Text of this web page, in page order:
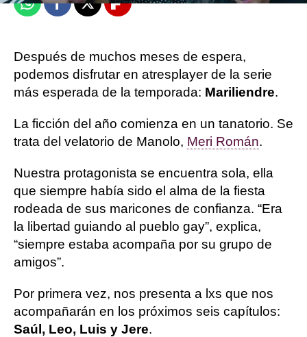
WhatsappFacebook
X Flipboard
Después de muchos meses de espera,
podemos disfrutar en atresplayer de la serie
más esperada de la temporada: Mariliendre.
La ficción del año comienza en un tanatorio. Se
trata del velatorio de Manolo, Meri Román.
Nuestra protagonista se encuentra sola, ella
que siempre había sido el alma de la fiesta
rodeada de sus maricones de confianza. “Era
la libertad guiando al pueblo gay”, explica,
“siempre estaba acompaña por su grupo de
amigos”.
Por primera vez, nos presenta a lxs que nos
acompañarán en los próximos seis capítulos:
Saúl, Leo, Luis y Jere.